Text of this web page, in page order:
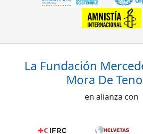
La Fundación
Mora De
en alianza con